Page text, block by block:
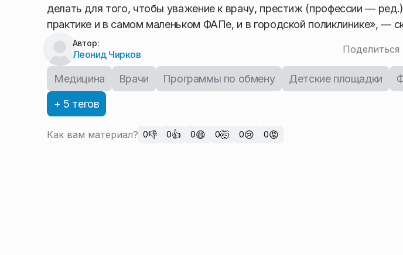
делать для того, чтобы уважение к врачу, престиж (профессии —
практике и в самом маленьком ФАПе, и в городской поликлинике», —
Автор:
Леонид Чирков
Медицина Врачи Программы по обмену Детские площадки
+ 5 тегов
Как вам материал? 0👎 0👍 0😄 0🤯 0😢 0😡